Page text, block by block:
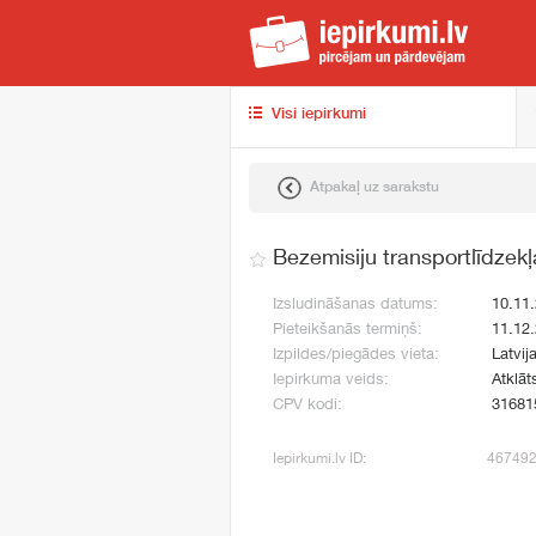
Visi iepirkumi
Atpakaļ uz sarakstu
Bezemisiju
Izsludināšanas datums:
Pieteikšanās termiņš:
Izpildes/piegādes vieta:
Iepirkuma veids:
CPV kodi:
Iepirkumi.lv ID: